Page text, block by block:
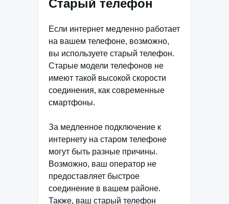
Старый телефон
Если интернет медленно работает
на вашем телефоне, возможно,
вы используете старый телефон.
Старые модели телефонов не
имеют такой высокой скорости
соединения, как современные
смартфоны.
За медленное подключение к
интернету на старом телефоне
могут быть разные причины.
Возможно, ваш оператор не
предоставляет быстрое
соединение в вашем районе.
Также, ваш старый телефон